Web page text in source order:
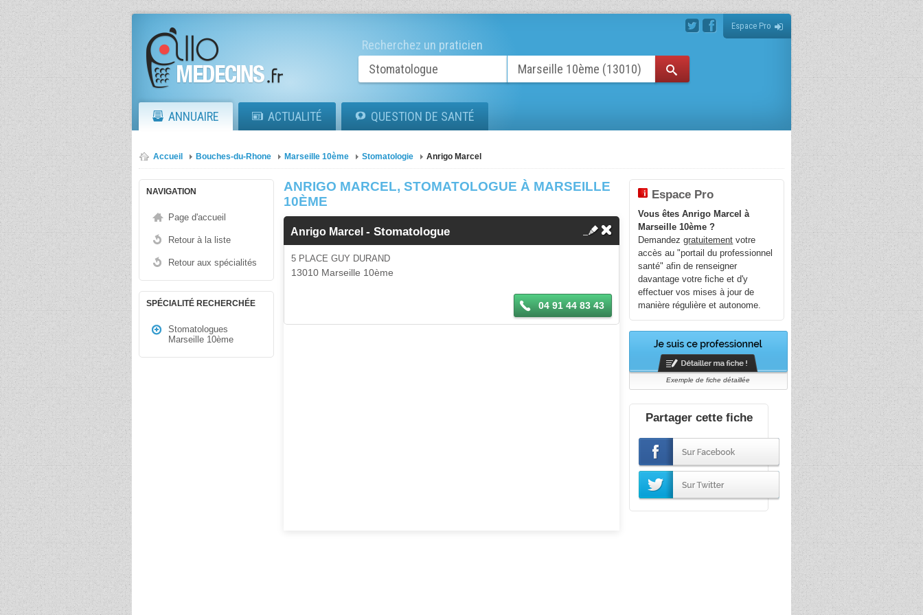
Espace Pro
Recherchez un praticien
ANNUAIRE ACTUALITÉ QUESTION DE SANTÉ
Accueil Bouches-du-Rhone Marseille 10ème Stomatologie Anrigo Marcel
NAVIGATION
Page d'accueil
Retour à la liste
Retour aux spécialités
SPÉCIALITÉ RECHERCHÉE
Stomatologues
Marseille 10ème
ANRIGO MARCEL, STOMATOLOGUE À MARSEILLE
10ÈME
Anrigo Marcel-Stomatologue
5 PLACE GUY DURAND
13010 Marseille 10ème
04 91 44 83 43
Espace Pro
Vous êtes Anrigo Marcel à
Marseille 10ème ?
Demandezgratuitement votre
accès au "portail du professionnel
santé" afin de renseigner
davantage votre fiche et d'y
effectuer vos mises à jour de
manière régulière et autonome.
Exemple de fiche détaillée
Partager cette fiche